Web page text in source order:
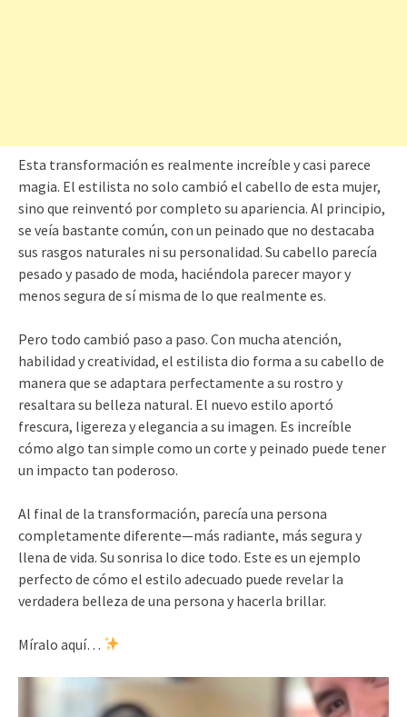
Esta transformación es realmente increíble y casi parece
magia. El estilista no solo cambió el cabello de esta mujer,
sino que reinventó por completo su apariencia. Al principio,
se veía bastante común, con un peinado que no destacaba
sus rasgos naturales ni su personalidad. Su cabello parecía
pesado y pasado de moda, haciéndola parecer mayor y
menos segura de sí misma de lo que realmente es.
Pero todo cambió paso a paso. Con mucha atención,
habilidad y creatividad, el estilista dio forma a su cabello de
manera que se adaptara perfectamente a su rostro y
resaltara su belleza natural. El nuevo estilo aportó
frescura, ligereza y elegancia a su imagen. Es increíble
cómo algo tan simple como un corte y peinado puede tener
un impacto tan poderoso.
Al final de la transformación, parecía una persona
completamente diferente—más radiante, más segura y
llena de vida. Su sonrisa lo dice todo. Este es un ejemplo
perfecto de cómo el estilo adecuado puede revelar la
verdadera belleza de una persona y hacerla brillar.
Míralo aquí…